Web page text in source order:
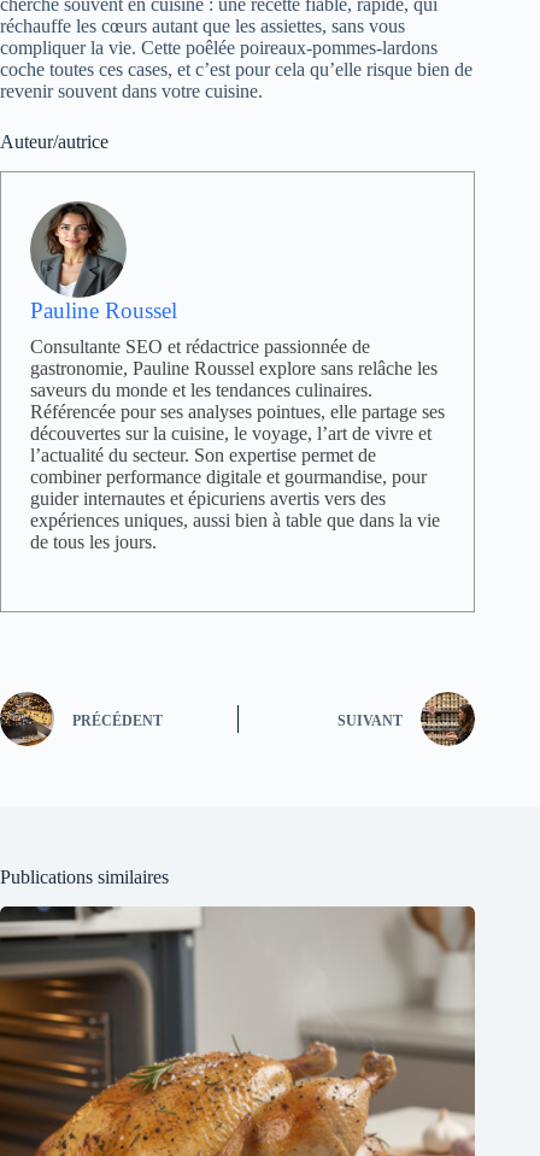
cherche souvent en cuisine : une recette fiable, rapide, qui
réchauffe les cœurs autant que les assiettes, sans vous
compliquer la vie. Cette poêlée poireaux-pommes-lardons
coche toutes ces cases, et c’est pour cela qu’elle risque bien de
revenir souvent dans votre cuisine.
Auteur/autrice
Pauline Roussel
Consultante SEO et rédactrice passionnée de
gastronomie, Pauline Roussel explore sans relâche les
saveurs du monde et les tendances culinaires.
Référencée pour ses analyses pointues, elle partage ses
découvertes sur la cuisine, le voyage, l’art de vivre et
l’actualité du secteur. Son expertise permet de
combiner performance digitale et gourmandise, pour
guider internautes et épicuriens avertis vers des
expériences uniques, aussi bien à table que dans la vie
de tous les jours.
PRÉCÉDENT SUIVANT
Publications similaires